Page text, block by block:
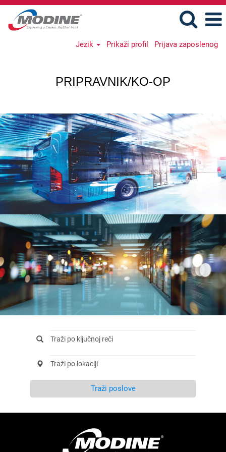
Jezik Prikaži profil Prijava zaposlenog
PRIPRAVNIK/KO-OP
Traži poslove